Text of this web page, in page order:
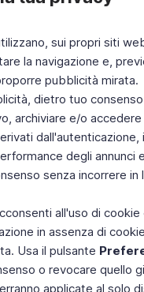
sui propri siti
la navigazione e,
pubblicità mirata.
dietro tuo
archiviare e/o
degli
senza incorrere
all'uso di
in assenza di
Usa il pulsante
o revocare quello
applicate al solo